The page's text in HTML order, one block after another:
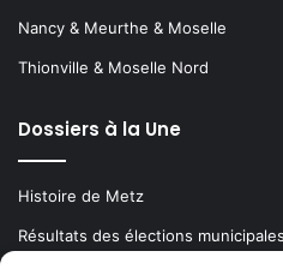
Nancy & Meurthe & Moselle
Thionville & Moselle Nord
Dossiers à la Une
Histoire de Metz
Résultats des élections